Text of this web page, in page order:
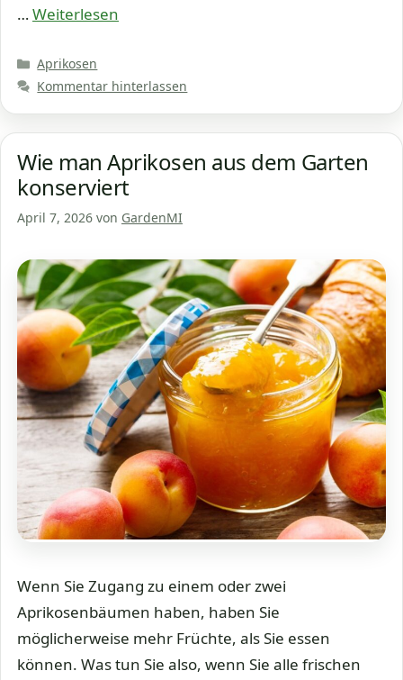
…Weiterlesen
Kategorien
Aprikosen
Kommentar hinterlassen
Wie man Aprikosen aus dem Garten
konserviert
April 7, 2026 von GardenMI
Wenn Sie Zugang zu einem oder zwei
Aprikosenbäumen haben, haben Sie
möglicherweise mehr Früchte, als Sie essen
können. Was tun Sie also, wenn Sie alle frischen